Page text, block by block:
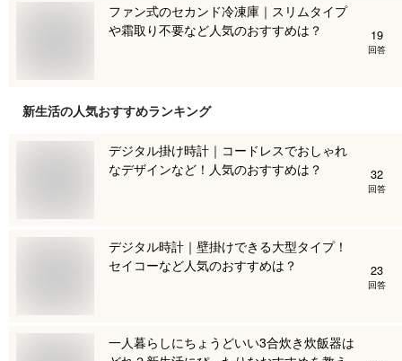
ファン式のセカンド冷凍庫｜スリムタイプ
や霜取り不要など人気のおすすめは？
19
回答
新生活の人気おすすめランキング
デジタル掛け時計｜コードレスでおしゃれ
なデザインなど！人気のおすすめは？
32
回答
デジタル時計｜壁掛けできる大型タイプ！
セイコーなど人気のおすすめは？
23
回答
一人暮らしにちょうどいい3合炊き炊飯器は